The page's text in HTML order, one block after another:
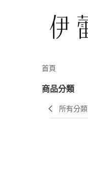
首頁
商品分類
所有分類